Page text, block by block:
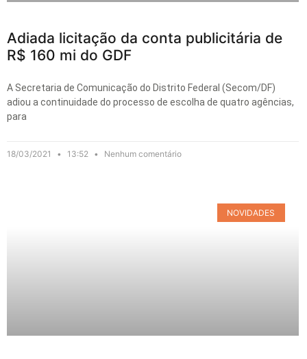
Adiada licitação da conta publicitária de
R$ 160 mi do GDF
A Secretaria de Comunicação do Distrito Federal (Secom/DF)
adiou a continuidade do processo de escolha de quatro agências,
para
18/03/2021 13:52 Nenhum comentário
NOVIDADES